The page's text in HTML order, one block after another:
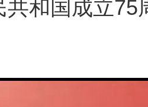
和国成立75